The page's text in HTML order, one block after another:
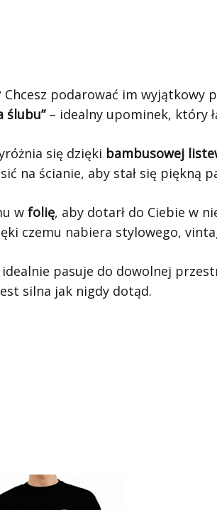
Chcesz podarować im wyjątkowy
ślubu”– idealny upominek, który
się dzięki bambusowej
na ścianie, aby stał się piękną
w folię, aby dotarł do Ciebie w
czemu nabiera stylowego,
pasuje do dowolnej
silna jak nigdy dotąd.